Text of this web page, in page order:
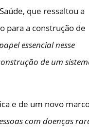
que ressaltou a
para a construção de
essencial nesse
de um
e de um novo
com doenças